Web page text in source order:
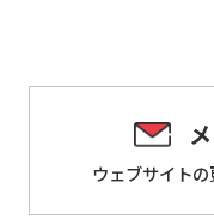
ウェブサイト